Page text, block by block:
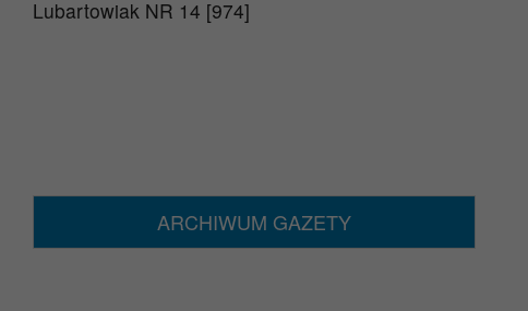
Lubartowiak NR 14 [974]
ARCHIWUM GAZETY